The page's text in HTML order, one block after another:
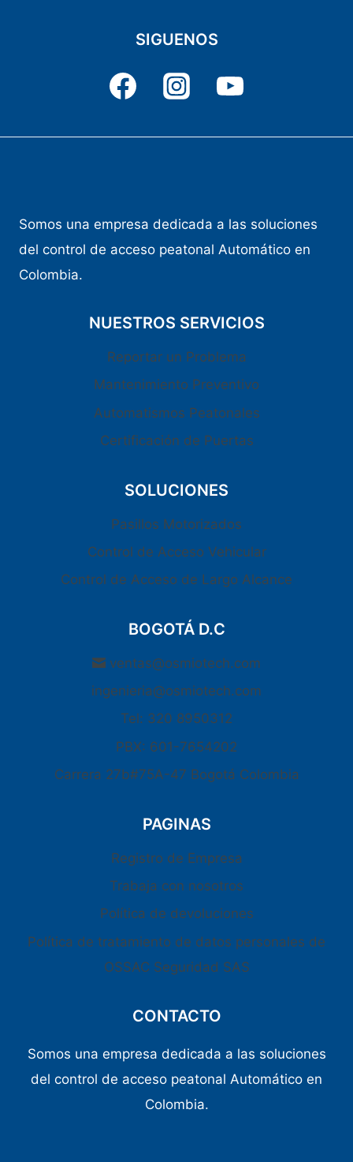
SIGUENOS
Somos una empresa dedicada a las soluciones
del control de acceso peatonal Automático en
Colombia.
NUESTROS SERVICIOS
Reportar un Problema
Mantenimiento Preventivo
Automatismos Peatonales
Certificación de Puertas
SOLUCIONES
Pasillos Motorizados
Control de Acceso Vehicular
Control de Acceso de Largo Alcance
BOGOTÁ D.C
ventas@osmiotech.com
ingenieria@osmiotech.com
Tel: 320 8950312
PBX: 601-7654202
Carrera 27b#75A-47 Bogotá Colombia
PAGINAS
Registro de Empresa
Trabaja con nosotros
Política de devoluciones
Política de tratamiento de datos personales de
OSSAC Seguridad SAS
CONTACTO
Somos una empresa dedicada a las soluciones
del control de acceso peatonal Automático en
Colombia.